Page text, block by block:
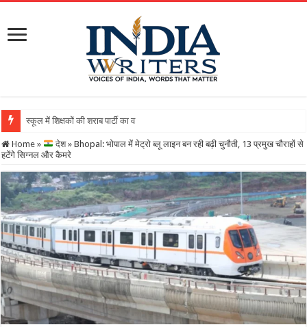
स्कूल में शिक्षकों की शराब पार्टी का वीडियो वायरल, DEO ने थमाया नोटिस, त
Home » देश » Bhopal: भोपाल में मेट्रो ब्लू लाइन बन रही बढ़ी चुनौती, 13 प्रमुख चौराहों से
हटेंगे सिग्नल और कैमरे